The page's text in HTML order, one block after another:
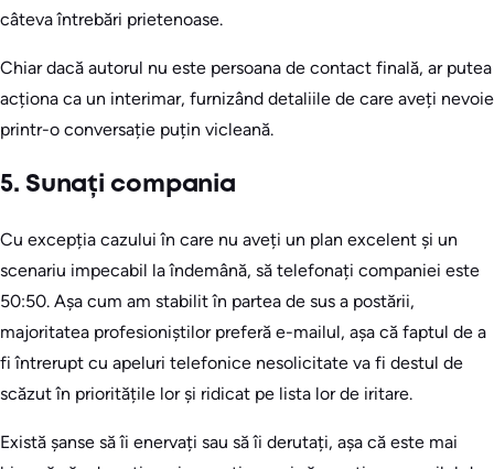
câteva întrebări prietenoase.
Chiar dacă autorul nu este persoana de contact finală, ar putea
acționa ca un interimar, furnizând detaliile de care aveți nevoie
printr-o conversație puțin vicleană.
5. Sunați compania
Cu excepția cazului în care nu aveți un plan excelent și un
scenariu impecabil la îndemână, să telefonați companiei este
50:50. Așa cum am stabilit în partea de sus a postării,
majoritatea profesioniștilor preferă e-mailul, așa că faptul de a
fi întrerupt cu apeluri telefonice nesolicitate va fi destul de
scăzut în prioritățile lor și ridicat pe lista lor de iritare.
Există șanse să îi enervați sau să îi derutați, așa că este mai